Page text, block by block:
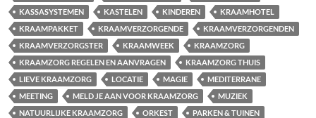
KASSASYSTEMEN
KASTELEN KINDEREN
KRAAMHOTEL
KRAAMPAKKET
KRAAMVERZORGENDE
KRAAMVERZORGENDEN
KRAAMVERZORGSTER
KRAAMWEEK
KRAAMZORG
KRAAMZORG REGELEN EN AANVRAGEN
KRAAMZORG THUIS
LIEVE KRAAMZORG
LOCATIE MAGIE
MEDITERRANE
MEETING
MELD JE AAN VOOR KRAAMZORG
MUZIEK
NATUURLIJKE KRAAMZORG
ORKEST
PARKEN & TUINEN